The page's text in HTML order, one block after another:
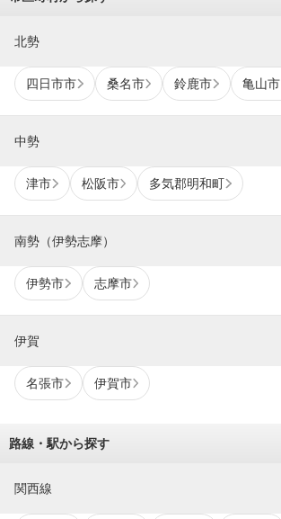
北勢
四日市市 桑名市 鈴鹿市 亀山市
中勢
津市 松阪市 多気郡明和町
南勢（伊勢志摩）
伊勢市 志摩市
伊賀
名張市 伊賀市
路線・駅から探す
関西線